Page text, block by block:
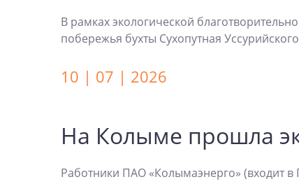
В рамках экологической
побережья бухты Сухопутная
10 | 07 | 2026
На Колыме прошла
Работники ПАО «Колымаэнерго» (входит в